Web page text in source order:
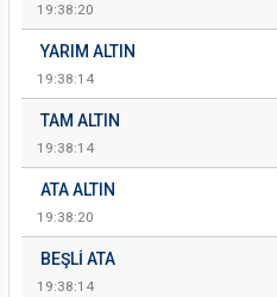
19:38:20
YARIM ALTIN
19:38:14
TAM ALTIN
19:38:14
ATA ALTIN
19:38:20
BEŞLI ATA
19:38:14